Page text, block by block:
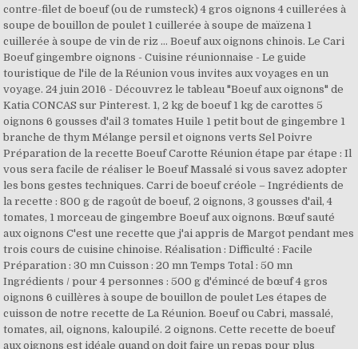
contre-filet de boeuf (ou de rumsteck) 4 gros oignons 4 cuillerées à
soupe de bouillon de poulet 1 cuillerée à soupe de maïzena 1
cuillerée à soupe de vin de riz … Boeuf aux oignons chinois. Le Cari
Boeuf gingembre oignons - Cuisine réunionnaise - Le guide
touristique de l'ile de la Réunion vous invites aux voyages en un
voyage. 24 juin 2016 - Découvrez le tableau "Boeuf aux oignons" de
Katia CONCAS sur Pinterest. 1, 2 kg de boeuf 1 kg de carottes 5
oignons 6 gousses d'ail 3 tomates Huile 1 petit bout de gingembre 1
branche de thym Mélange persil et oignons verts Sel Poivre
Préparation de la recette Boeuf Carotte Réunion étape par étape : Il
vous sera facile de réaliser le Boeuf Massalé si vous savez adopter
les bons gestes techniques. Carri de boeuf créole – Ingrédients de
la recette : 800 g de ragoût de boeuf, 2 oignons, 3 gousses d'ail, 4
tomates, 1 morceau de gingembre Boeuf aux oignons. Bœuf sauté
aux oignons C'est une recette que j'ai appris de Margot pendant mes
trois cours de cuisine chinoise. Réalisation : Difficulté : Facile
Préparation : 30 mn Cuisson : 20 mn Temps Total : 50 mn
Ingrédients / pour 4 personnes : 500 g d'émincé de bœuf 4 gros
oignons 6 cuillères à soupe de bouillon de poulet Les étapes de
cuisson de notre recette de La Réunion. Boeuf ou Cabri, massalé,
tomates, ail, oignons, kaloupilé. 2 oignons. Cette recette de boeuf
aux oignons est idéale quand on doit faire un repas pour plus